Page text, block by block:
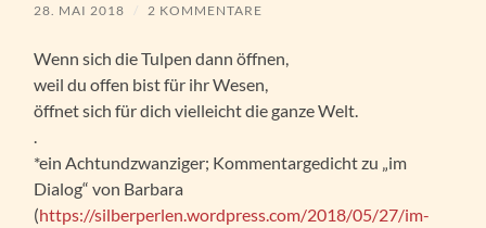
28. MAI 2018 / 2 KOMMENTARE
Wenn sich die Tulpen dann öffnen,
weil du offen bist für ihr Wesen,
öffnet sich für dich vielleicht die ganze Welt.
*ein Achtundzwanziger; Kommentargedicht zu „im
Dialog“ von Barbara
(https://silberperlen.wordpress.com/2018/05/27/im-